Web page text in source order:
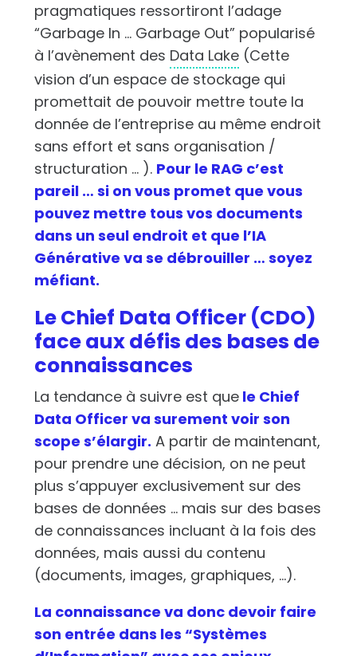
pragmatiques ressortiront l’adage
“Garbage In … Garbage Out” popularisé
à l’avènement des Data Lake(Cette
vision d’un espace de stockage qui
promettait de pouvoir mettre toute la
donnée de l’entreprise au même endroit
sans effort et sans organisation /
structuration … ). Pour le RAG c’est
pareil … si on vous promet que vous
pouvez mettre tous vos documents
dans un seul endroit et que l’IA
Générative va se débrouiller … soyez
méfiant.
Le Chief Data Officer (CDO)
face aux défis des bases de
connaissances
La tendance à suivre est quele Chief
Data Officer va surement voir son
scope s’élargir. A partir de maintenant,
pour prendre une décision, on ne peut
plus s’appuyer exclusivement sur des
bases de données … mais sur des bases
de connaissances incluant à la fois des
données, mais aussi du contenu
(documents, images, graphiques, …).
La connaissance va donc devoir faire
son entrée dans les “Systèmes